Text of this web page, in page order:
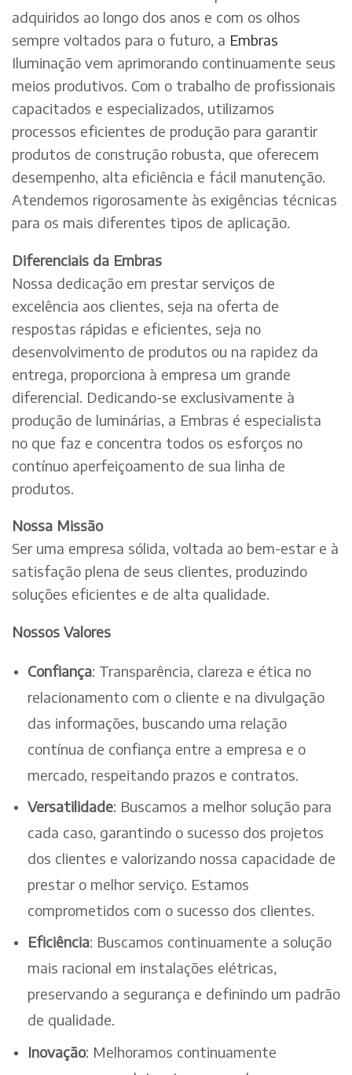
adquiridos ao longo dos anos e com os olhos
sempre voltados para o futuro, a Embras
Iluminação vem aprimorando continuamente seus
meios produtivos. Com o trabalho de profissionais
capacitados e especializados, utilizamos
processos eficientes de produção para garantir
produtos de construção robusta, que oferecem
desempenho, alta eficiência e fácil manutenção.
Atendemos rigorosamente às exigências técnicas
para os mais diferentes tipos de aplicação.
Diferenciais da Embras
Nossa dedicação em prestar serviços de
excelência aos clientes, seja na oferta de
respostas rápidas e eficientes, seja no
desenvolvimento de produtos ou na rapidez da
entrega, proporciona à empresa um grande
diferencial. Dedicando-se exclusivamente à
produção de luminárias, a Embras é especialista
no que faz e concentra todos os esforços no
contínuo aperfeiçoamento de sua linha de
produtos.
Nossa Missão
Ser uma empresa sólida, voltada ao bem-estar e à
satisfação plena de seus clientes, produzindo
soluções eficientes e de alta qualidade.
Nossos Valores
Confiança: Transparência, clareza e ética no
relacionamento com o cliente e na divulgação
das informações, buscando uma relação
contínua de confiança entre a empresa e o
mercado, respeitando prazos e contratos.
Versatilidade: Buscamos a melhor solução para
cada caso, garantindo o sucesso dos projetos
dos clientes e valorizando nossa capacidade de
prestar o melhor serviço. Estamos
comprometidos com o sucesso dos clientes.
Eficiência: Buscamos continuamente a solução
mais racional em instalações elétricas,
preservando a segurança e definindo um padrão
de qualidade.
Inovação: Melhoramos continuamente